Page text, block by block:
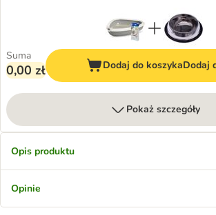
Suma
0,00 zł Dodaj do koszykaDodaj
Pokaż szczegóły
Opis produktu
Opinie